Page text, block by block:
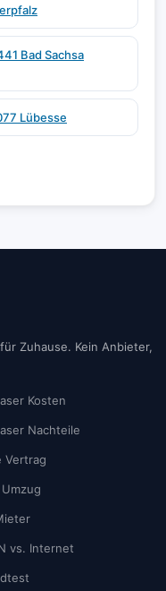
Bad Sachsa
Lübesse
Zuhause. Kein Anbieter,
Kosten
Nachteile
Vertrag
vs. Internet